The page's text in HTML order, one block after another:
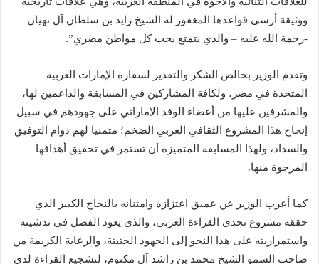
ووثيقة أرسى قواعدها المغفور له الشيخ زايد بن سلطان آل نهيان
-رحمة الله عليه – والذي يتمتع بحب كل مواطن مصري”.
وتقدم الوزير بخالص الشكر والتقدير لسفارة الإمارات العربية
المتحدة في مصر، ولكافة المشاركين في المسابقة والداعمين لها،
والمشرفين عليها من أعضاء الوفد الإماراتي على جهودهم في سبيل
إنجاح هذا المشروع الثقافي العربي الضخم؛ متمنيا لهم دوام التوفيق
والسداد، ولهذا المسابقة المتميزة أن تستمر في تحقيق أهدافها
المرجوة منها.
كما أعرب الوزير عن عميق اعتزازه وامتنانه بالنجاح الكبير الذي
حققه مشروع تحدي القراءة العربي، والذي يعود الفضل في تدشينه
واستمراريته على هذا النحو إلى الجهود الحثيثة، والرعاية الكريمة من
صاحب السمو الشيخ محمد بن راشد آل مكتوم، لتشجيع القراءة لدى